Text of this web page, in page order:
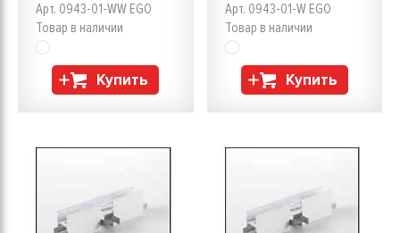
Арт. 0943-01-WW EGO
Товар в наличии
Купить
Арт. 0943-01-W EGO
Товар в наличии
Купить